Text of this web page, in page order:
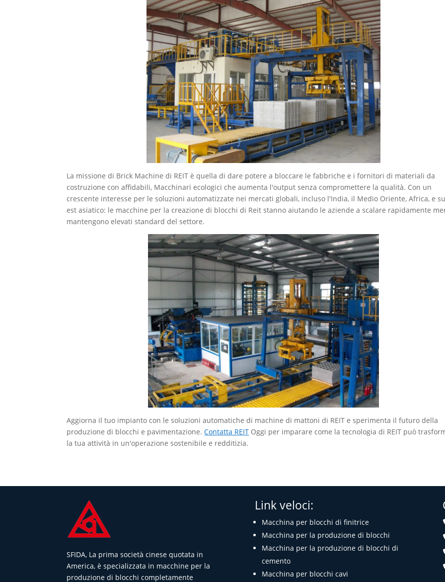
La missione di Brick Machine di REIT è quella di dare potere a bloccare le fabbriche e i fornitori di materiali da
costruzione con affidabili, Macchinari ecologici che aumenta l'output senza compromettere la qualità. Con un
crescente interesse per le soluzioni automatizzate nei mercati globali, incluso l'India, il Medio Oriente, Africa, e
est asiatico: le macchine per la creazione di blocchi di Reit stanno aiutando le aziende a scalare rapidamente
mantengono elevati standard del settore.
Aggiorna il tuo impianto con le soluzioni automatiche di machine di mattoni di REIT e sperimenta il futuro della
produzione di blocchi e pavimentazione.Contatta REIT Oggi per imparare come la tecnologia di REIT può
la tua attività in un'operazione sostenibile e redditizia.
SFIDA, La prima società cinese quotata in
America, è specializzata in macchine per la
produzione di blocchi completamente
Link veloci:
Macchina per blocchi di finitrice
Macchina per la produzione di blocchi
Macchina per la produzione di blocchi di
cemento
Macchina per blocchi cavi